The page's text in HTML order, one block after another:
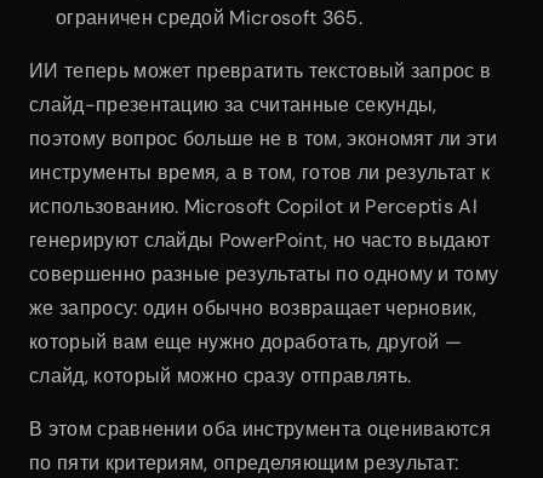
ограничен средой Microsoft 365.
ИИ теперь может превратить текстовый запрос в
слайд-презентацию за считанные секунды,
поэтому вопрос больше не в том, экономят ли эти
инструменты время, а в том, готов ли результат к
использованию. Microsoft Copilot и Perceptis AI
генерируют слайды PowerPoint, но часто выдают
совершенно разные результаты по одному и тому
же запросу: один обычно возвращает черновик,
который вам еще нужно доработать, другой —
слайд, который можно сразу отправлять.
В этом сравнении оба инструмента оцениваются
по пяти критериям, определяющим результат: